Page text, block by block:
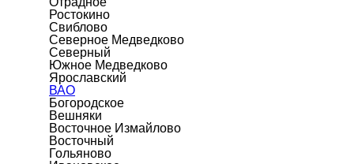
Ростокино
Свиблово
Северное Медведково
Северный
Южное Медведково
Ярославский
ВАО
Богородское
Вешняки
Восточное Измайлово
Восточный
Гольяново